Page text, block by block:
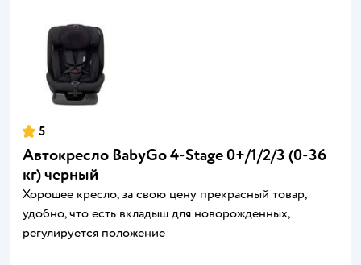
5
Автокресло BabyGo 4-Stage 0+/1/2/3 (0-36
кг) черный
Хорошее кресло, за свою цену прекрасный товар,
удобно, что есть вкладыш для новорожденных,
регулируется положение